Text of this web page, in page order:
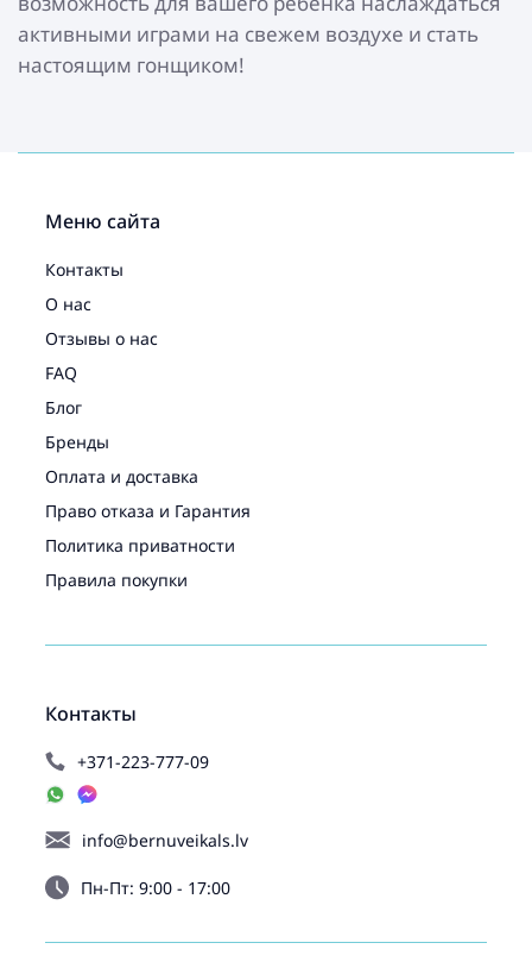
активными играми на свежем воздухе и стать
настоящим гонщиком!
Контакты
+371-223-777-09
info@bernuveikals.lv
Пн-Пт: 9:00 - 17:00
Меню сайта
Контакты
О нас
Отзывы о нас
FAQ
Блог
Бренды
Оплата и доставка
Право отказа и Гарантия
Политика приватности
Правила покупки